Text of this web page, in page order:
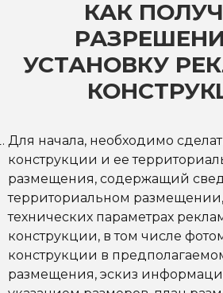
КАК
УСТАНОВКУ
Для начала, необходимо
конструкции и ее
размещения, содержащий
территориальном
технических параметрах
конструкции, в том числе
конструкции в
размещения, эскиз